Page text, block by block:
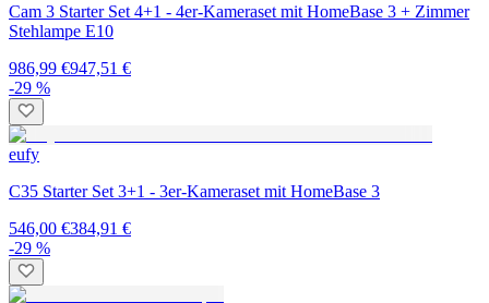
Cam 3 Starter Set 4+1 - 4er-Kameraset mit HomeBase 3 + Zimmer
Stehlampe E10
986,99 €947,51 €
-29 %
eufy
C35 Starter Set 3+1 - 3er-Kameraset mit HomeBase 3
546,00 €384,91 €
-29 %